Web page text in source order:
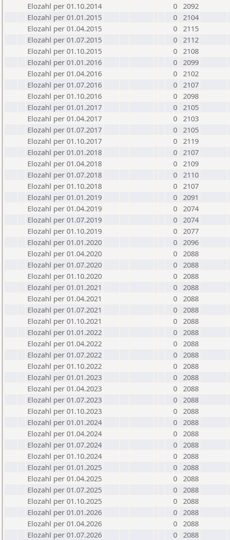
Elozahl per 01.10.2014
0 2092
Elozahl per 01.01.2015
0 2104
Elozahl per 01.04.2015
0 2115
Elozahl per 01.07.2015
0 2112
Elozahl per 01.10.2015
0 2108
Elozahl per 01.01.2016
0 2099
Elozahl per 01.04.2016
0 2102
Elozahl per 01.07.2016
0 2107
Elozahl per 01.10.2016
0 2098
Elozahl per 01.01.2017
0 2105
Elozahl per 01.04.2017
0 2103
Elozahl per 01.07.2017
0 2105
Elozahl per 01.10.2017
0 2119
Elozahl per 01.01.2018
0 2107
Elozahl per 01.04.2018
0 2109
Elozahl per 01.07.2018
0 2110
Elozahl per 01.10.2018
0 2107
Elozahl per 01.01.2019
0 2091
Elozahl per 01.04.2019
0 2074
Elozahl per 01.07.2019
0 2074
Elozahl per 01.10.2019
0 2077
Elozahl per 01.01.2020
0 2096
Elozahl per 01.04.2020
0 2088
Elozahl per 01.07.2020
0 2088
Elozahl per 01.10.2020
0 2088
Elozahl per 01.01.2021
0 2088
Elozahl per 01.04.2021
0 2088
Elozahl per 01.07.2021
0 2088
Elozahl per 01.10.2021
0 2088
Elozahl per 01.01.2022
0 2088
Elozahl per 01.04.2022
0 2088
Elozahl per 01.07.2022
0 2088
Elozahl per 01.10.2022
0 2088
Elozahl per 01.01.2023
0 2088
Elozahl per 01.04.2023
0 2088
Elozahl per 01.07.2023
0 2088
Elozahl per 01.10.2023
0 2088
Elozahl per 01.01.2024
0 2088
Elozahl per 01.04.2024
0 2088
Elozahl per 01.07.2024
0 2088
Elozahl per 01.10.2024
0 2088
Elozahl per 01.01.2025
0 2088
Elozahl per 01.04.2025
0 2088
Elozahl per 01.07.2025
0 2088
Elozahl per 01.10.2025
0 2088
Elozahl per 01.01.2026
0 2088
Elozahl per 01.04.2026
0 2088
Elozahl per 01.07.2026
0 2088